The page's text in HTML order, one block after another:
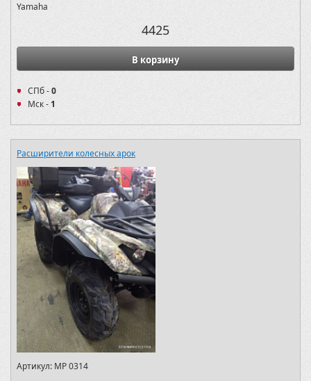
Yamaha
4425
В корзину
СПб -0
Мск -1
Расширители колесных арок
Артикул: MP 0314